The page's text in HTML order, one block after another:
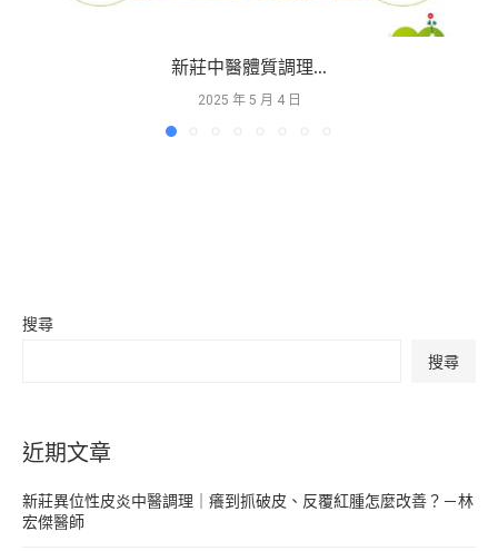
新莊中醫體質調理...
2025 年 5 月 4 日
搜尋
搜尋
近期文章
新莊異位性皮炎中醫調理｜癢到抓破皮、反覆紅腫怎麼改善？－林
宏傑醫師